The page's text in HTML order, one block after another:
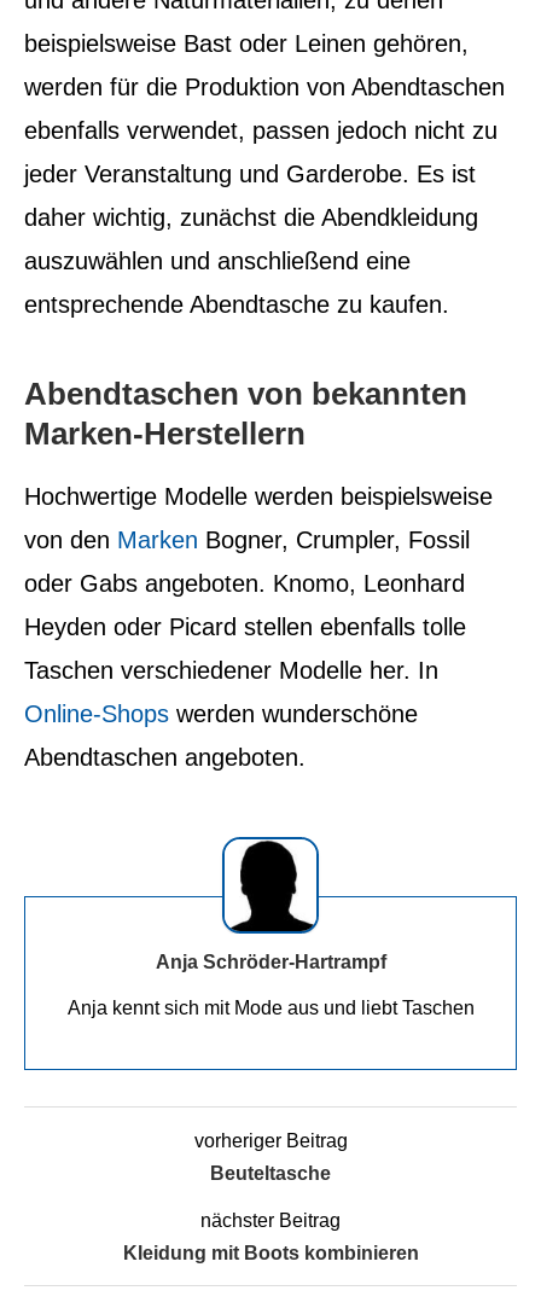
beispielsweise Bast oder Leinen gehören,
werden für die Produktion von Abendtaschen
ebenfalls verwendet, passen jedoch nicht zu
jeder Veranstaltung und Garderobe. Es ist
daher wichtig, zunächst die Abendkleidung
auszuwählen und anschließend eine
entsprechende Abendtasche zu kaufen.
Abendtaschen von bekannten
Marken-Herstellern
Hochwertige Modelle werden beispielsweise
von den Marken Bogner, Crumpler, Fossil
oder Gabs angeboten. Knomo, Leonhard
Heyden oder Picard stellen ebenfalls tolle
Taschen verschiedener Modelle her. In
Online-Shops werden wunderschöne
Abendtaschen angeboten.
Anja Schröder-Hartrampf
Anja kennt sich mit Mode aus und liebt Taschen
vorheriger Beitrag
Beuteltasche
nächster Beitrag
Kleidung mit Boots kombinieren